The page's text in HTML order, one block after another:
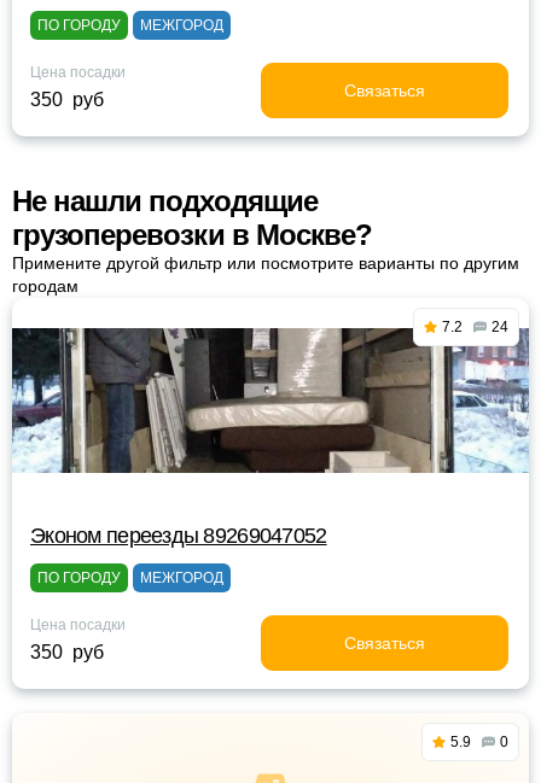
ПО ГОРОДУ МЕЖГОРОД
Цена посадки
350 руб Связаться
Не нашли подходящие
грузоперевозки в Москве?
Примените другой фильтр или посмотрите варианты по другим
городам
7.2 24
Эконом переезды 89269047052
ПО ГОРОДУ МЕЖГОРОД
Цена посадки
350 руб Связаться
5.9 0